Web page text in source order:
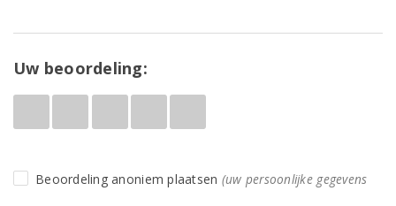
Uw beoordeling:
Beoordeling anoniem plaatsen (uw persoonlijke gegevens